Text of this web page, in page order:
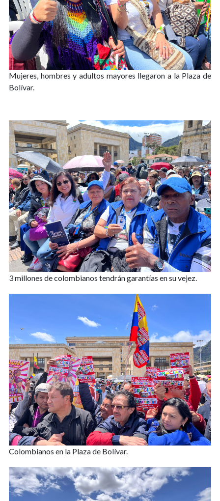
Mujeres, hombres y adultos mayores llegaron a la Plaza de
Bolívar.
3 millones de colombianos tendrán garantías en su vejez.
Colombianos en la Plaza de Bolívar.